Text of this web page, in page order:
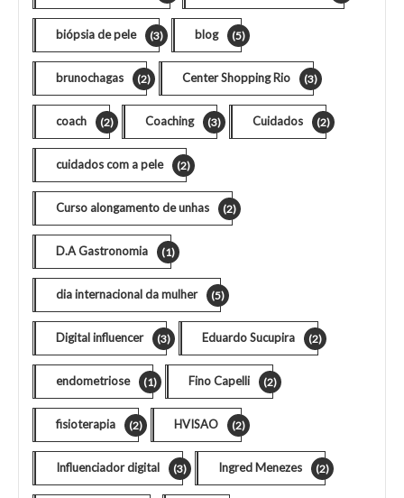
biópsia de pele (3) blog (5)
brunochagas (2) Center Shopping Rio (3)
coach (2) Coaching (3) Cuidados (2)
cuidados com a pele (2)
Curso alongamento de unhas (2)
D.A Gastronomia (1)
dia internacional da mulher (5)
Digital influencer (3) Eduardo Sucupira (2)
endometriose (1) Fino Capelli (2)
fisioterapia (2) HVISAO (2)
Influenciador digital (3) Ingred Menezes (2)